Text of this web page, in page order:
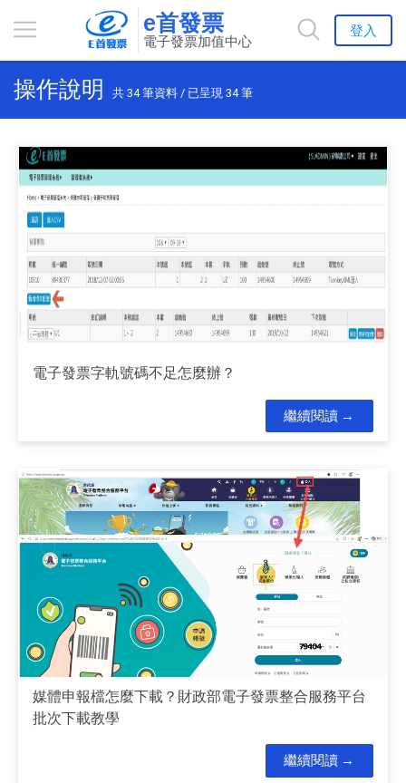
e首發票
電子發票加值中心
登入
操作說明 共 34筆資料 / 已呈現 34筆
電子發票字軌號碼不足怎麼辦？
繼續閱讀
媒體申報檔怎麼下載？財政部電子發票整合服務平台
批次下載教學
繼續閱讀